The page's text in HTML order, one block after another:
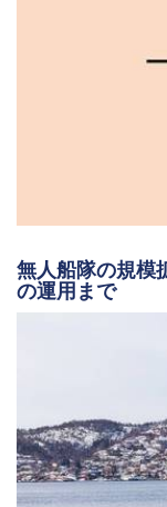
無人船隊の規模
の運用まで